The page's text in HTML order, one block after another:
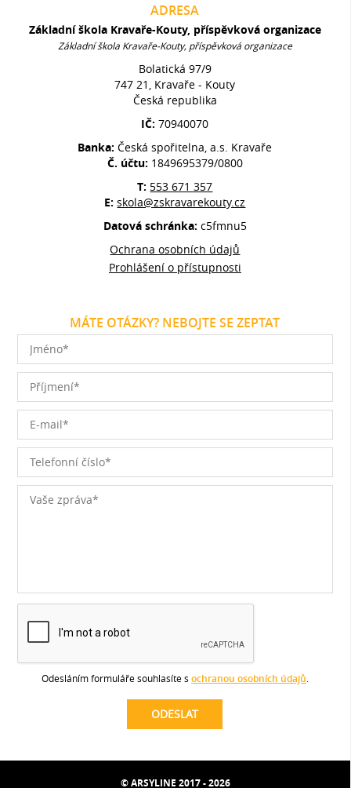
ADRESA
Základní škola Kravaře-Kouty, příspěvková organizace
Základní škola Kravaře-Kouty, příspěvková organizace
Bolatická 97/9
747 21, Kravaře - Kouty
Česká republika
IČ:70940070
Banka:Česká spořitelna, a.s. Kravaře
Č. účtu: 1849695379/0800
T: 553 671 357
E:skola@zskravarekouty.cz
Datová schránka: c5fmnu5
Ochrana osobních údajů
Prohlášení o přístupnosti
MÁTE OTÁZKY? NEBOJTE SE ZEPTAT
Odesláním formuláře souhlasíte s ochranou osobních údajů
© ARSYLINE 2017 - 2026